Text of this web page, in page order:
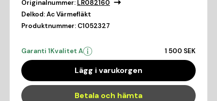
Originalnummer: LR082160
Delkod:Ac Värmefläkt
Produktnummer: C1052327
Garanti 1Kvalitet A 1 500 SEK
Lägg i varukorgen
Betala och hämta